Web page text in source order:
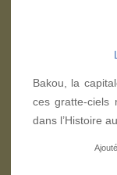
Bakou, la
ces gratte-ciels
dans l’Histoire